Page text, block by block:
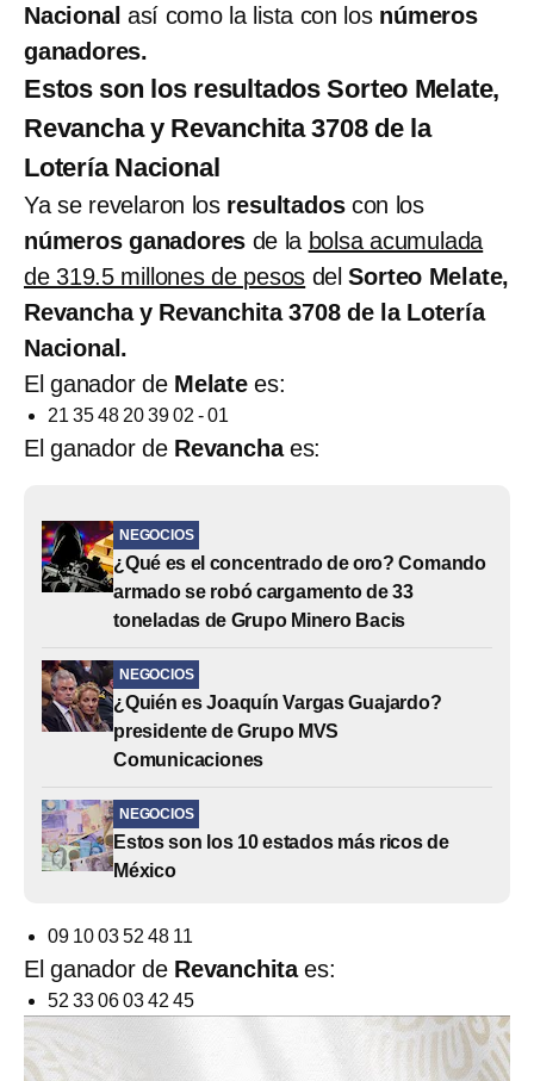
Nacional así como la lista con los números
ganadores.
Estos son los resultados Sorteo Melate,
Revancha y Revanchita 3708 de la
Lotería Nacional
Ya se revelaron los resultadoscon los
números ganadores de la bolsa acumulada
de 319.5 millones de pesos delSorteo Melate,
Revancha y Revanchita 3708 de la Lotería
Nacional.
El ganador de Melatees:
21 35 48 20 39 02 - 01
El ganador de Revanchaes:
NEGOCIOS
¿Qué es el concentrado de oro? Comando
armado se robó cargamento de 33
toneladas de Grupo Minero Bacis
NEGOCIOS
¿Quién es Joaquín Vargas Guajardo?
presidente de Grupo MVS
Comunicaciones
NEGOCIOS
Estos son los 10 estados más ricos de
México
09 10 03 52 48 11
El ganador de Revanchitaes:
52 33 06 03 42 45